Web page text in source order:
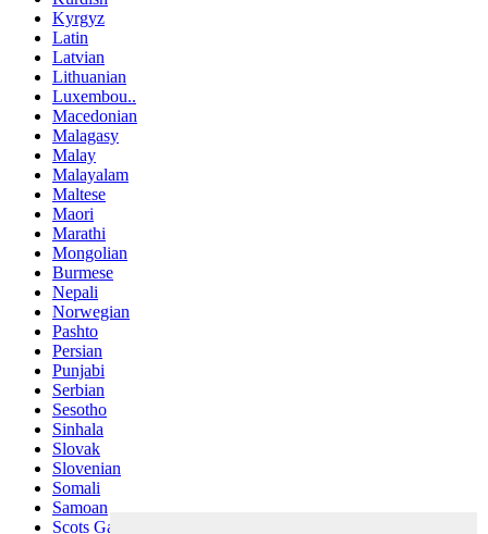
Kyrgyz
Latin
Latvian
Lithuanian
Luxembou..
Macedonian
Malagasy
Malay
Malayalam
Maltese
Maori
Marathi
Mongolian
Burmese
Nepali
Norwegian
Pashto
Persian
Punjabi
Serbian
Sesotho
Sinhala
Slovak
Slovenian
Somali
Samoan
Scots Gaelic